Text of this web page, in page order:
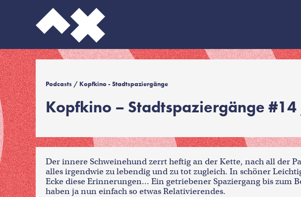
Podcasts / Kopfkino - Stadtspaziergänge
Kopfkino – Stadtspaziergänge
Der innere Schweinehund zerrt heftig an der Kette, nach all der
alles irgendwie zu lebendig und zu tot zugleich. In schöner
Ecke diese Erinnerungen… Ein getriebener Spaziergang bis
haben ja nun einfach so etwas Relativierendes.